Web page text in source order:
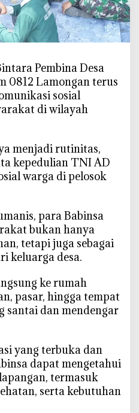
Pembina Desa
0812 Lamongan terus
sosial
di wilayah
menjadi rutinitas,
kepedulian TNI AD
warga di pelosok
para Babinsa
bukan hanya
tetapi juga sebagai
keluarga desa.
ke rumah
pasar, hingga tempat
santai dan mendengar
yang terbuka dan
dapat mengetahui
termasuk
serta kebutuhan